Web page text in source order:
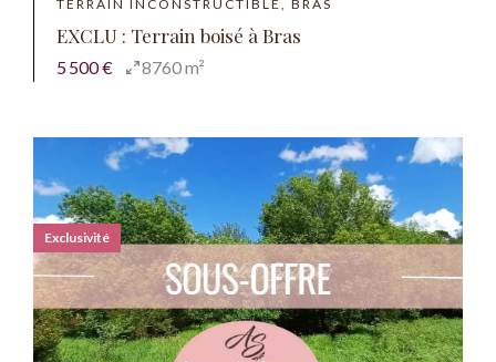
TERRAIN INCONSTRUCTIBLE, BRAS
EXCLU : Terrain boisé à Bras
5 500 € 8760 m²
Exclusivité